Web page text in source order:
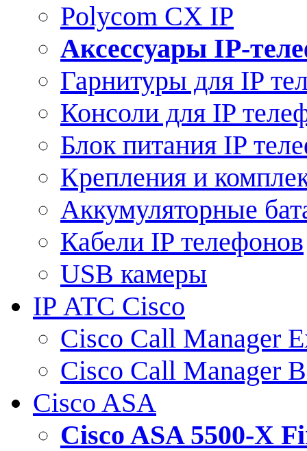
Polycom CX IP
Аксессуары IP-
Гарнитуры для IP
Консоли для IP
Блок питания IP
Крепления и
Аккумуляторные
Кабели IP телефонов
USB камеры
IP АТС Cisco
Cisco Call Manager
Cisco Call Manager
Cisco ASA
Cisco ASA 5500-X